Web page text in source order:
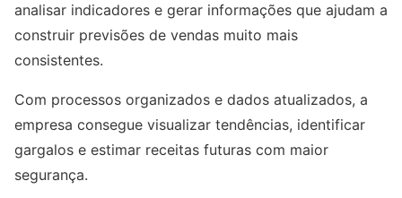
analisar indicadores e gerar informações que ajudam a
construir previsões de vendas muito mais
consistentes.
Com processos organizados e dados atualizados, a
empresa consegue visualizar tendências, identificar
gargalos e estimar receitas futuras com maior
segurança.